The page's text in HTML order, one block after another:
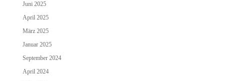
Juni 2025
April 2025
März 2025
Januar 2025
September 2024
April 2024